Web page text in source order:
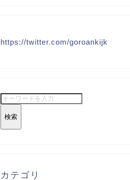
https://twitter.com/goroankijk
検索
カテゴリ